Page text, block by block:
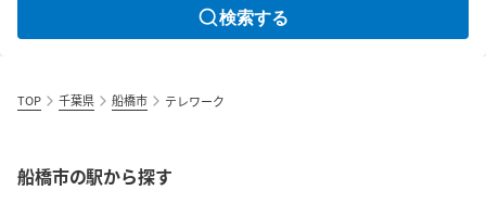
検索する
TOP 千葉県 船橋市 テレワーク
船橋市の駅から探す